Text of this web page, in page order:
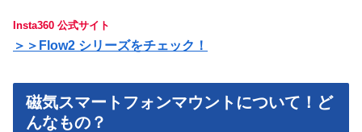
Insta360 公式サイト
＞＞Flow2 シリーズをチェック！
磁気スマートフォンマウントについて！ど
んなもの？